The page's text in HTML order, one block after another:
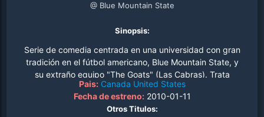
@ Blue Mountain State
Sinopsis:
Serie de comedia centrada en una universidad con gran
tradición en el fútbol americano, Blue Mountain State, y
su extraño equipo "The Goats" (Las Cabras). Trata
temas sobre la vida universitaria y todo lo que la rodea
como el fútbol americano, ligar con chicas, borracheras,
fiestas salvajes y las novatadas. Una serie que supone
Pais: Canada United States
Fecha de estreno:2010-01-11
Otros Titulos: